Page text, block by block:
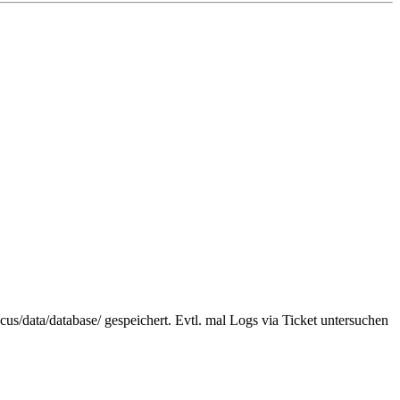
data/database/ gespeichert. Evtl. mal Logs via Ticket untersuchen